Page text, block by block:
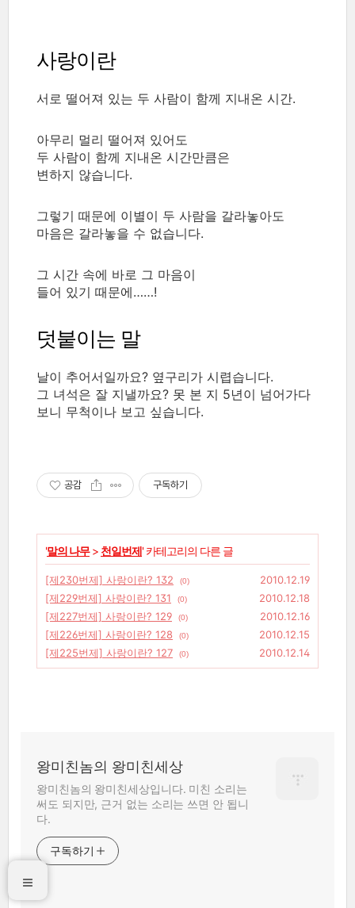
사랑이란
서로 떨어져 있는 두 사람이 함께 지내온 시간.
아무리 멀리 떨어져 있어도
두 사람이 함께 지내온 시간만큼은
변하지 않습니다.
그렇기 때문에 이별이 두 사람을 갈라놓아도
마음은 갈라놓을 수 없습니다.
그 시간 속에 바로 그 마음이
들어 있기 때문에……!
덧붙이는 말
날이 추어서일까요? 옆구리가 시렵습니다.
그 녀석은 잘 지낼까요? 못 본 지 5년이 넘어가다
보니 무척이나 보고 싶습니다.
공감 구독하기
'말의 나무> 천일번제' 카테고리의 다른 글
[제230번제] 사랑이란? 132 (0)
2010.12.19
[제229번제] 사랑이란? 131
(0)
2010.12.18
[제227번제] 사랑이란? 129
(0)
2010.12.16
[제226번제] 사랑이란? 128
(0)
2010.12.15
[제225번제] 사랑이란? 127
(0) 2010.12.14
왕미친놈의 왕미친세상
왕미친놈의 왕미친세상입니다. 미친 소리는
써도 되지만, 근거 없는 소리는 쓰면 안 됩니
다.
구독하기